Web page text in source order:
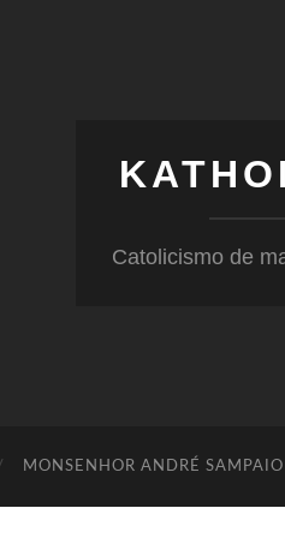
Catolicismo de
MONSENHOR ANDRÉ SAMPAIO